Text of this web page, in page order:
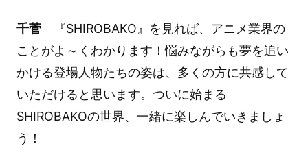
千菅『SHIROBAKO』を見れば、アニメ業界の
ことがよ～くわかります！悩みながらも夢を追い
かける登場人物たちの姿は、多くの方に共感して
いただけると思います。ついに始まる
SHIROBAKOの世界、一緒に楽しんでいきましょ
う！